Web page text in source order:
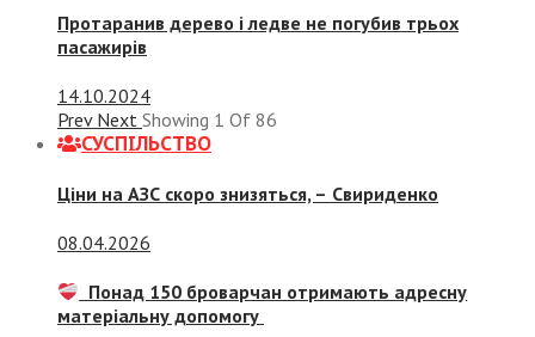
Протаранив дерево і ледве не погубив трьох
пасажирів
14.10.2024
Prev Next Showing 1 Of 86
СУСПIЛЬСТВО
Ціни на АЗС скоро знизяться, – Свириденко
08.04.2026
Понад 150 броварчан отримають адресну
матеріальну допомогу